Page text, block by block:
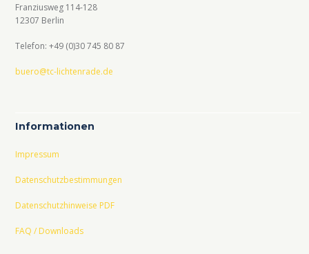
Franziusweg 114-128
12307 Berlin
Telefon: +49 (0)30 745 80 87
buero@tc-lichtenrade.de
Informationen
Impressum
Datenschutzbestimmungen
Datenschutzhinweise PDF
FAQ / Downloads